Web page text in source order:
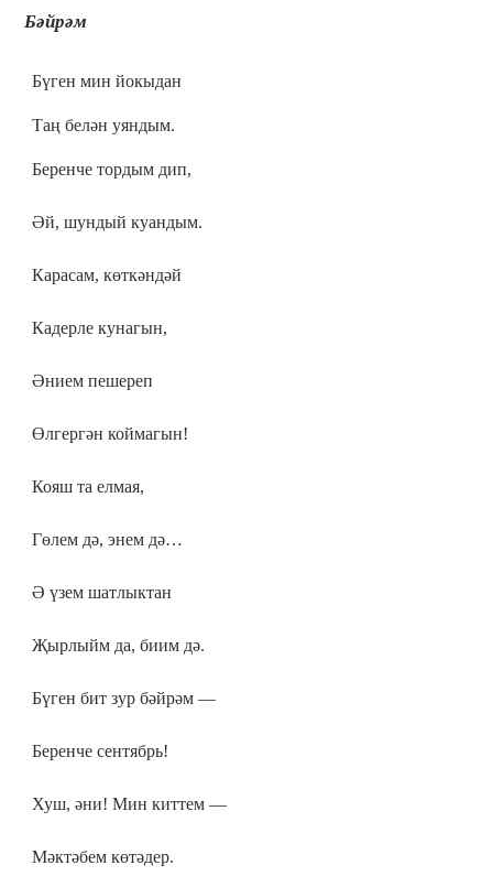
Бәйрәм
Бүген мин йокыдан
Таң белән уяндым.
Беренче тордым дип,
Әй, шундый куандым.
Карасам, көткәндәй
Кадерле кунагын,
Әнием пешереп
Өлгергән коймагын!
Кояш та елмая,
Гөлем дә, энем дә…
Ә үзем шатлыктан
Җырлыйм да, биим дә.
Бүген бит зур бәйрәм —
Беренче сентябрь!
Хуш, әни! Мин киттем —
Мәктәбем көтәдер.